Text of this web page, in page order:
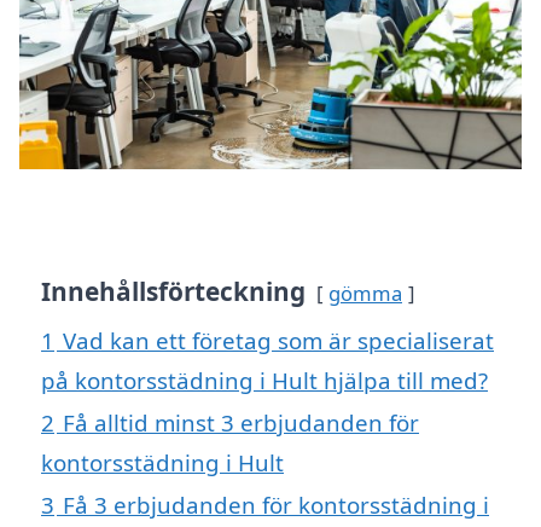
Innehållsförteckning gömma
1 Vad kan ett företag som är specialiserat
på kontorsstädning i Hult hjälpa till med?
2 Få alltid minst 3 erbjudanden för
kontorsstädning i Hult
3 Få 3 erbjudanden för kontorsstädning i